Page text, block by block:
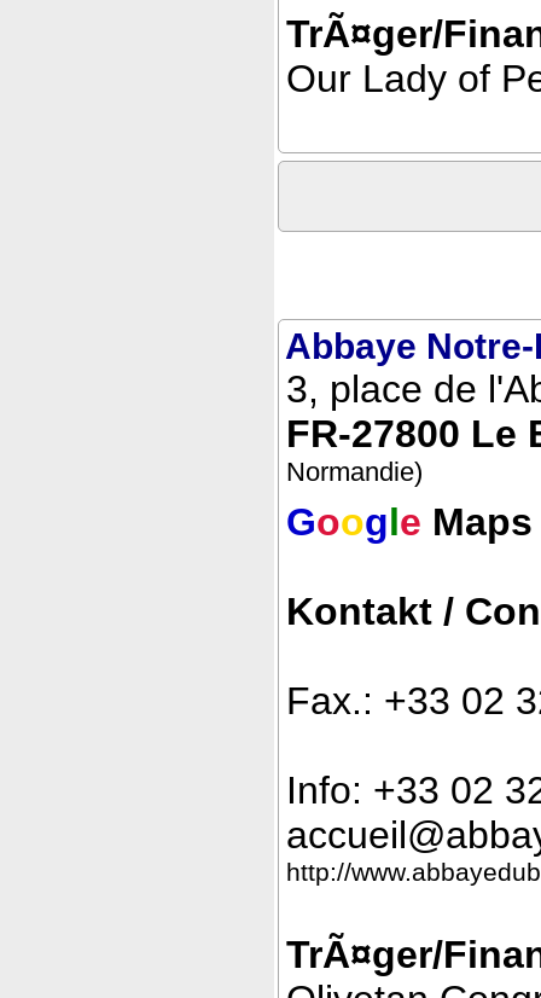
TrÃ¤ger/
Our Lady of
Abbaye
3, place de
FR-27800 Le
Normandie)
Google Maps
Kontakt /
Fax.: +33 02
Info: +33 02
http://
TrÃ¤ger/